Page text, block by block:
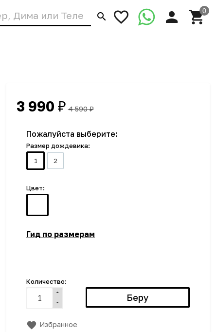
3 990 ₽ 4 590₽
Пожалуйста выберите:
Размер дождевика:
1
2
Цвет:
Гид по размерам
Количество:
Избранное